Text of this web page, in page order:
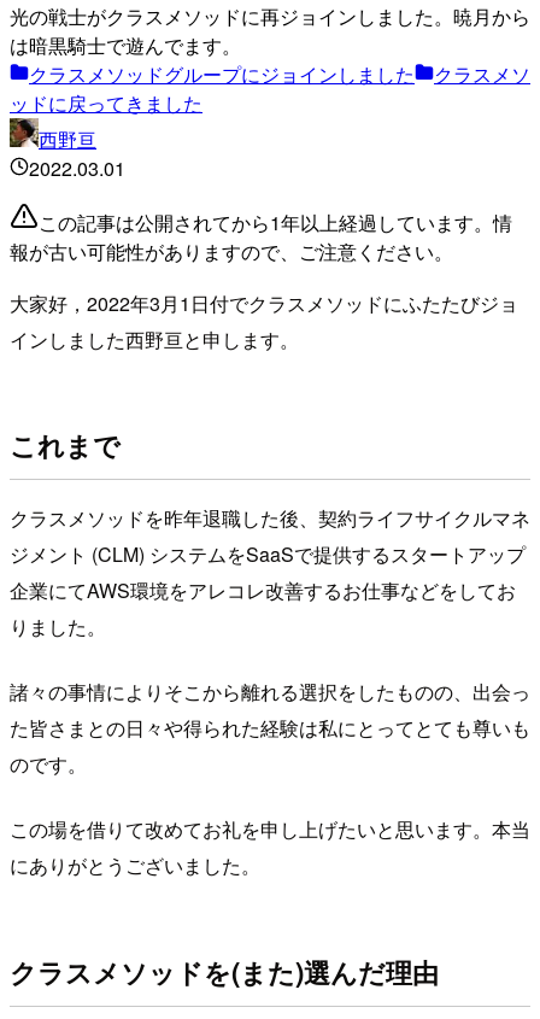
光の戦士がクラスメソッドに再ジョインしました。暁月から
は暗黒騎士で遊んでます。
クラスメソッドグループにジョインしました
クラスメソ
ッドに戻ってきました
西野亘
2022.03.01
この記事は公開されてから1年以上経過しています。情
報が古い可能性がありますので、ご注意ください。
大家好，2022年3月1日付でクラスメソッドにふたたびジョ
インしました西野亘と申します。
これまで
クラスメソッドを昨年退職した後、契約ライフサイクルマネ
ジメント (CLM) システムをSaaSで提供するスタートアップ
企業にてAWS環境をアレコレ改善するお仕事などをしてお
りました。
諸々の事情によりそこから離れる選択をしたものの、出会っ
た皆さまとの日々や得られた経験は私にとってとても尊いも
のです。
この場を借りて改めてお礼を申し上げたいと思います。本当
にありがとうございました。
クラスメソッドを(また)選んだ理由